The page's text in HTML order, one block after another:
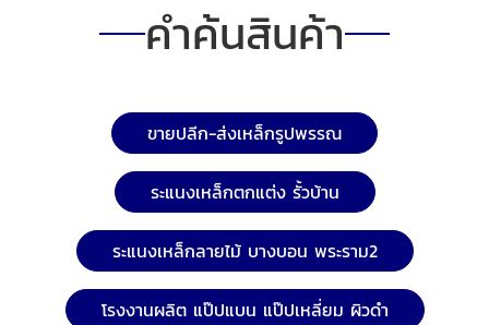
คำค้นสินค้า
ขายปลีก-ส่งเหล็กรูปพรรณ
ระแนงเหล็กตกแต่ง รั้วบ้าน
ระแนงเหล็กลายไม้ บางบอน พระราม2
โรงงานผลิต แป๊ปแบน แป๊ปเหลี่ยม ผิวดำ